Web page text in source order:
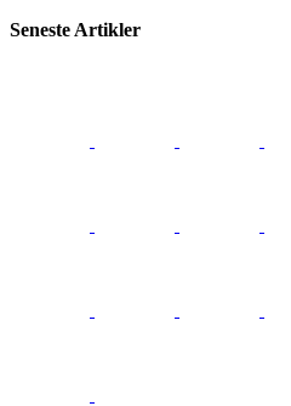
Seneste Artikler